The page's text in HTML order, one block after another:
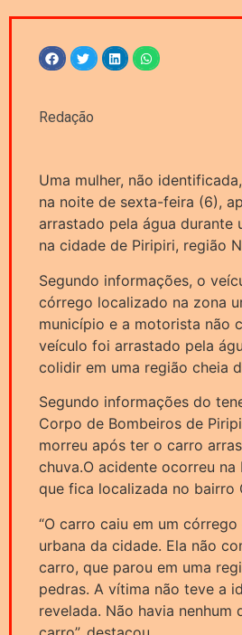
Redação
Uma mulher, não
na noite de sexta-feira (6),
arrastado pela água durante
na cidade de Piripiri, região
Segundo informações, o
córrego localizado na zona
município e a motorista não
veículo foi arrastado pela
colidir em uma região cheia
Segundo informações do
Corpo de Bombeiros de
morreu após ter o carro
chuva.O acidente ocorreu na
que fica localizada no bairro
“O carro caiu em um
urbana da cidade. Ela não
carro, que parou em uma
pedras. A vítima não teve a
revelada. Não havia nenhum